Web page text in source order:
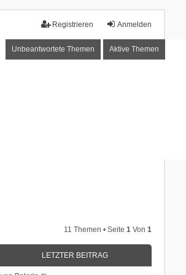
Anmelden
Registrieren
Unbeantwortete Themen Aktive Themen
11 Themen • Seite1 Von1
LETZTER BEITRAG